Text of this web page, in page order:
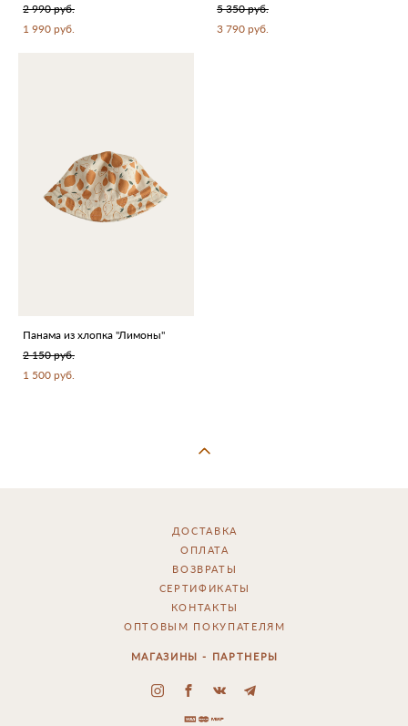
2 990 pуб.
1 990 pуб.
5 350 pуб.
3 790 pуб.
Панама из хлопка "Лимоны"
2 150 pуб.
1 500 pуб.
ДОСТАВКА
ОПЛАТА
ВОЗВРАТЫ
СЕРТИФИКАТЫ
КОНТАКТЫ
ОПТОВЫМ ПОКУПАТЕЛЯМ
МАГАЗИНЫ - ПАРТНЕРЫ